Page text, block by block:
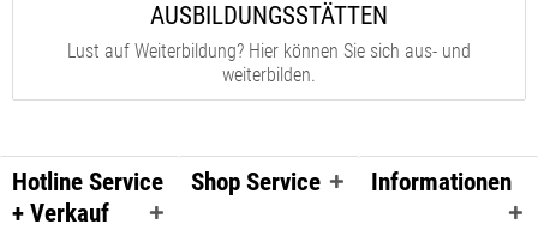
AUSBILDUNGSSTÄTTEN
Lust auf Weiterbildung? Hier können Sie sich aus- und
weiterbilden.
Hotline Service
+ Verkauf
Shop Service Informationen